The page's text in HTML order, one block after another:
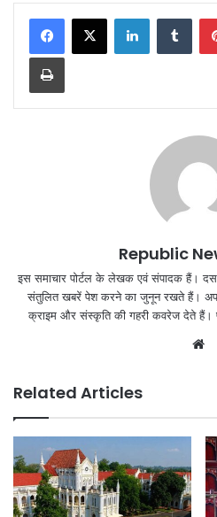
LinkedIn
Print
Republic
इस समाचार पोर्टल के लेखक एवं संपादक हैं। दस
संतुलित खबरें पेश करने का जुनून रखते हैं।
क्राइम और संस्कृति की गहरी कवरेज देते हैं।
Related Articles